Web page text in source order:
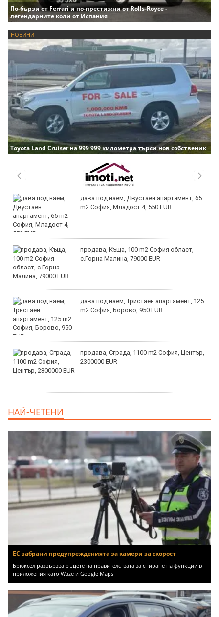
По-бързи от Ferrari и по-престижни от Rolls-Royce -
легендарните коли от Испания
НОВИНИ
Toyota Land Cruiser на 999 999 километра търси нов собственик
дава под наем, Двустаен апартамент, 65
m2 София, Младост 4, 550 EUR
продава, Къща, 100 m2 София област,
с.Горна Малина, 79000 EUR
дава под наем, Тристаен апартамент, 125
m2 София, Борово, 950 EUR
продава, Сграда, 1100 m2 София, Център,
2300000 EUR
НАЙ-ЧЕТЕНИ
ЕС забрани предупрежденията за камери за скорост
Брюксел развързва ръцете на правителствата за спиране на функции в
приложения като Waze и Google Maps